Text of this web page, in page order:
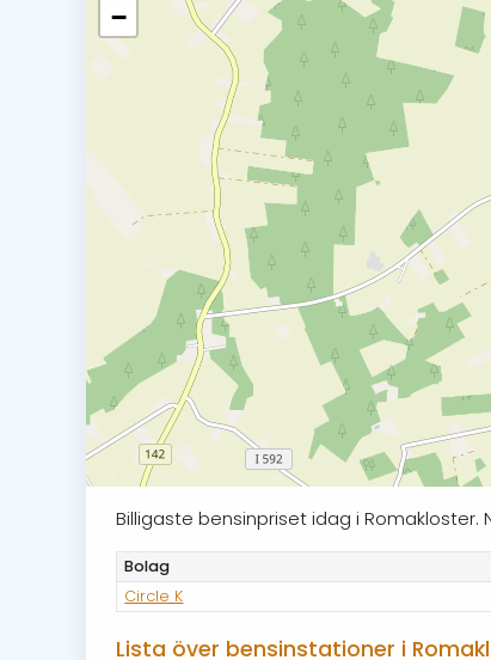
−
Billigaste bensinpriset idag i
Bolag
Circle K
Lista över bensinstationer i